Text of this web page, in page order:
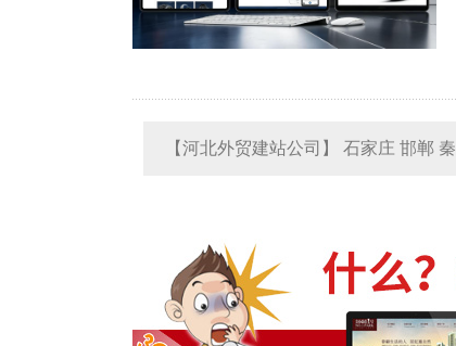
【河北外贸建站公司】 石家庄 邯郸
【辽宁外贸建站公司】沈阳 大连 锦